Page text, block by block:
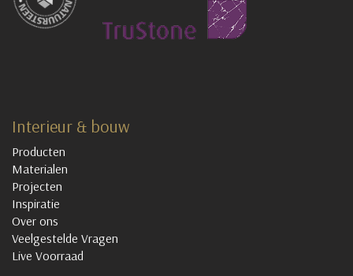
Interieur & bouw
Producten
Materialen
Projecten
Inspiratie
Over ons
Veelgestelde Vragen
Live Voorraad